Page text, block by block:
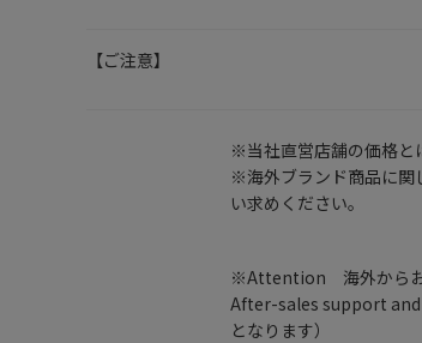
【ご注意】
※当社直営店舗の価格と
※海外ブランド商品に関
い求めください。
※Attention 海外からお
After-sales support and
となります）